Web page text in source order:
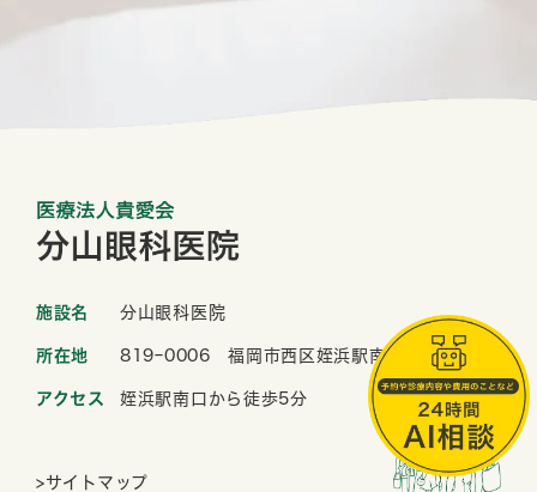
施設名 分山眼科医院
所在地 819ｰ0006 福岡市西区姪浜駅南2-1-33
アクセス 姪浜駅南口から徒歩5分
>サイトマップ